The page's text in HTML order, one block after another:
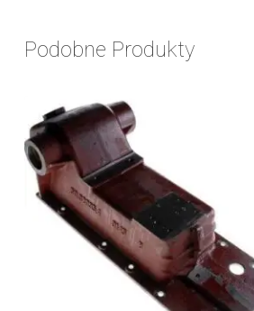
Podobne Produkty